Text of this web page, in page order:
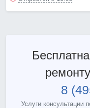
8
Услуги консультации